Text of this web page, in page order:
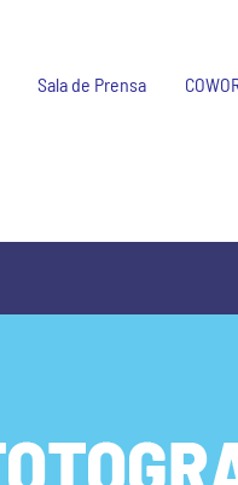
Sala de Prensa